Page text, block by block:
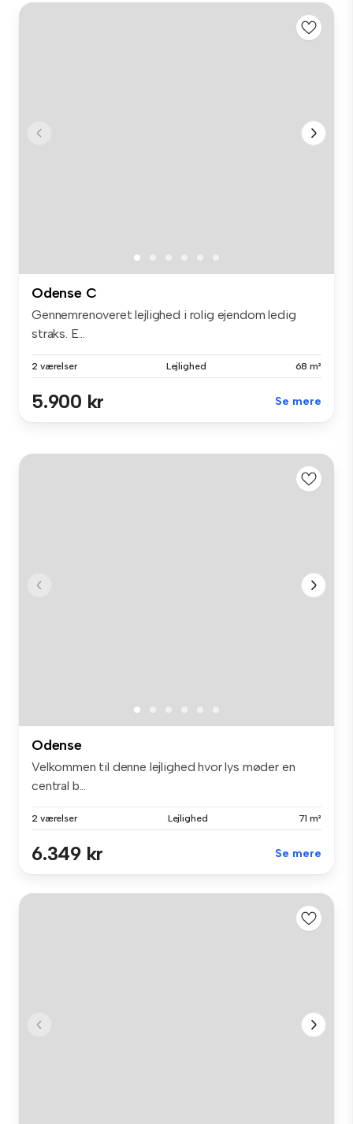
Odense C
Gennemrenoveret lejlighed i rolig ejendom ledig
straks. E...
2 værelser Lejlighed 68 m²
5.900 kr Se mere
Odense
Velkommen til denne lejlighed hvor lys møder en
central b...
2 værelser Lejlighed 71 m²
6.349 kr Se mere